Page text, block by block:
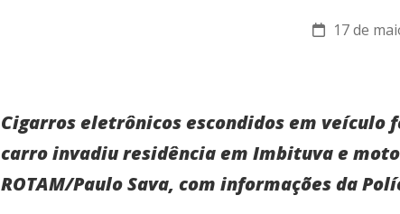
17 de
Cigarros eletrônicos escondidos em
carro invadiu residência em Imbituva e
ROTAM/Paulo Sava, com informações da